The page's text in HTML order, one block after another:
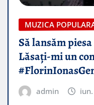
MUZICA
Să lansăm
Lăsați-mi un
admin